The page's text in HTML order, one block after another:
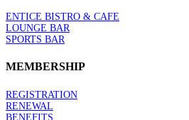
ENTICE BISTRO & CAFE
LOUNGE BAR
SPORTS BAR
MEMBERSHIP
REGISTRATION
RENEWAL
BENEFITS